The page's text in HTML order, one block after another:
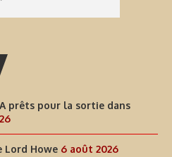
prêts pour la sortie dans
Lord Howe 6 août 2026